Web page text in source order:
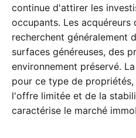
continue d'attirer les
occupants. Les
recherchent généralement
surfaces généreuses, des
environnement préservé.
pour ce type de
l'offre limitée et de la
caractérise le marché